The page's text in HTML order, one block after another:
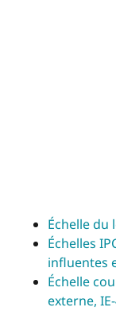
Échelle du
Échelles
influentes
Échelle
externe,